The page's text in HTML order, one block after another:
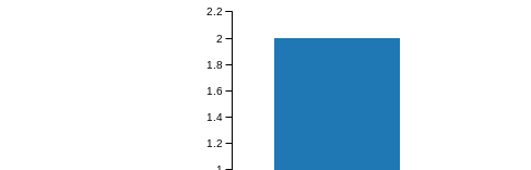
1.2
1.4
1.6
1.8
2
2.2